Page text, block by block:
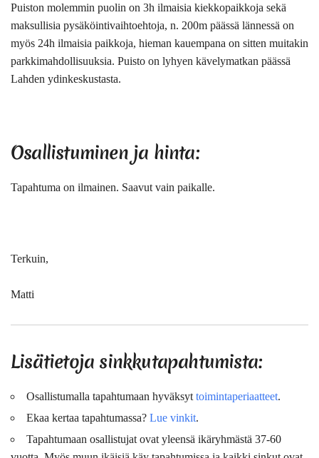
Puiston molemmin puolin on 3h ilmaisia kiekkopaikkoja sekä
maksullisia pysäköintivaihtoehtoja, n. 200m päässä lännessä on
myös 24h ilmaisia paikkoja, hieman kauempana on sitten muitakin
parkkimahdollisuuksia. Puisto on lyhyen kävelymatkan päässä
Lahden ydinkeskustasta.
Osallistuminen ja hinta:
Tapahtuma on ilmainen. Saavut vain paikalle.
Terkuin,
Matti
Lisätietoja sinkkutapahtumista:
Osallistumalla tapahtumaan hyväksyt toimintaperiaatteet.
Ekaa kertaa tapahtumassa? Lue vinkit.
Tapahtumaan osallistujat ovat yleensä ikäryhmästä 37-60